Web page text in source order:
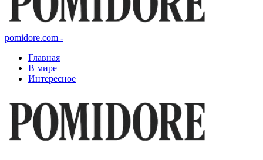
pomidore.com -
Главная
В мире
Интересное